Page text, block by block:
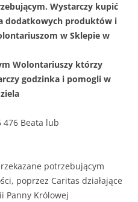
Wystarczy kupić
dodatkowych produktów i
w Sklepie w
Wolontariuszy którzy
godzinka i pomogli w
476 Beata lub
potrzebującym
poprzez Caritas działające
Panny Królowej